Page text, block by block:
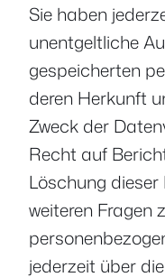
Sie haben
unentgeltliche
gespeicherten
deren Herkunft
Zweck der
Recht auf
Löschung dieser
weiteren Fragen
jederzeit über